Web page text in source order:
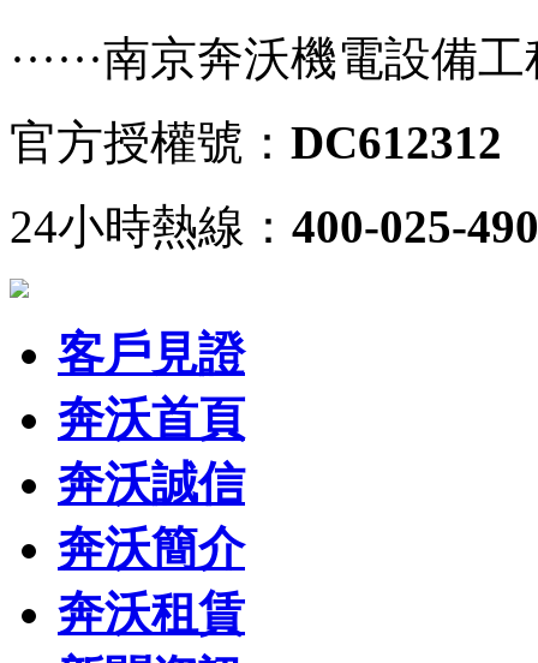
······南京奔沃機電設備
官方授權號： DC612312
24小時熱線： 400-025-
客戶見證
奔沃首頁
奔沃誠信
奔沃簡介
奔沃租賃